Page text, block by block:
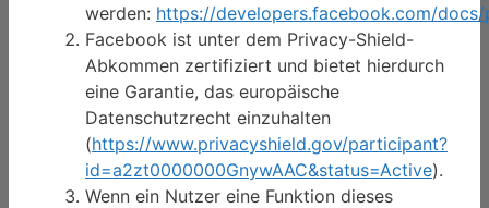
werden: https://developers.facebook.com/docs/
Facebook ist unter dem Privacy-Shield-
Abkommen zertifiziert und bietet hierdurch
eine Garantie, das europäische
Datenschutzrecht einzuhalten
(https://www.privacyshield.gov/participant?
id=a2zt0000000GnywAAC&status=Active).
Wenn ein Nutzer eine Funktion dieses